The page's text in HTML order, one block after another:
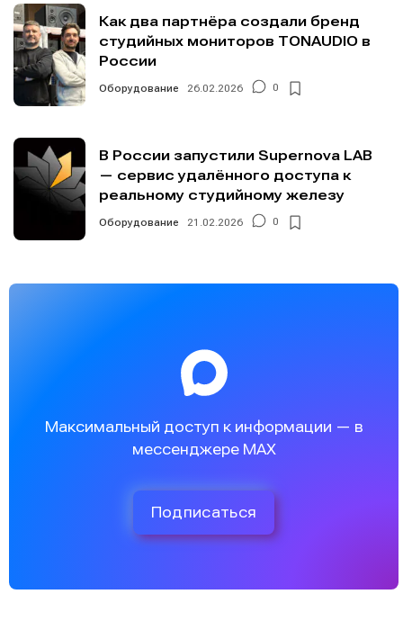
Как два партнёра создали бренд
студийных мониторов TONAUDIO в
России
Оборудование 26.02.2026 0
В России запустили Supernova LAB
— сервис удалённого доступа к
реальному студийному железу
Оборудование 21.02.2026 0
Максимальный доступ к информации — в
мессенджере MAX
Подписаться